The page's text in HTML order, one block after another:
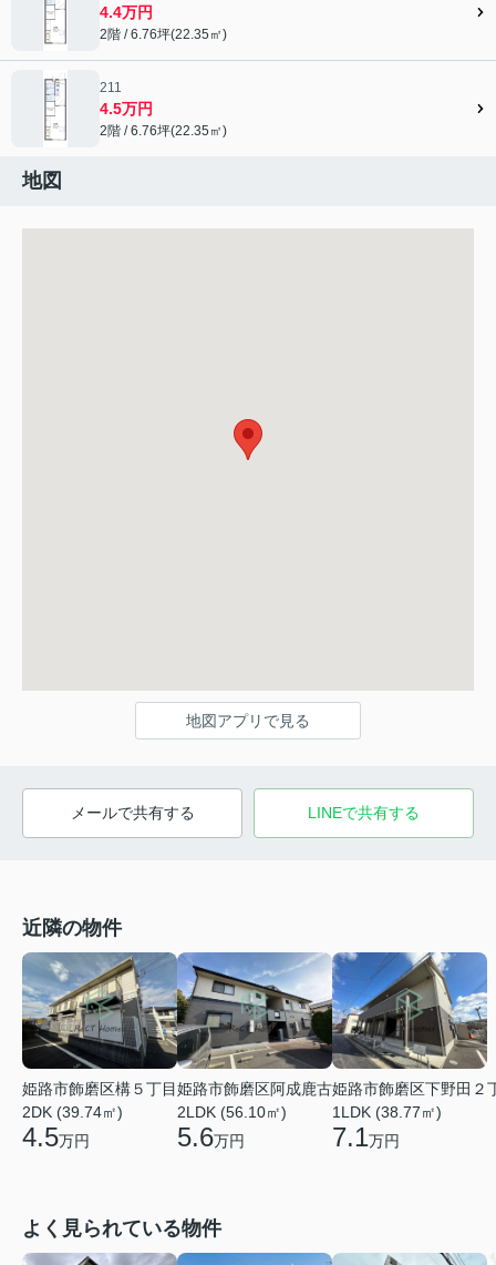
4.4万円
2階 / 6.76坪(22.35㎡)
211
4.5万円
2階 / 6.76坪(22.35㎡)
地図
地図アプリで見る
メールで共有する LINEで共有する
近隣の物件
姫路市飾磨区構５丁目
2DK (39.74㎡)
4.5万円
姫路市飾磨区阿成鹿古
2LDK (56.10㎡)
5.6万円
姫路市飾磨区下野田２
1LDK (38.77㎡)
7.1万円
よく見られている物件